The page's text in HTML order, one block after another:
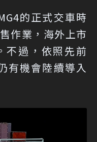
的正式交車時
作業，海外上市
不過，依照先前
有機會陸續導入